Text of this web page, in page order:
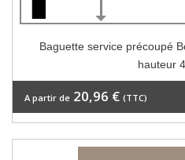
Baguette service précoupé
hauteur
A partir de 20,96 € (TTC)